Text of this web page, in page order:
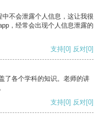
不会泄露个人信息，这让我很
，经常会出现个人信息泄露的
支持[0] 反对[0]
了各个学科的知识。老师的讲
支持[0] 反对[0]